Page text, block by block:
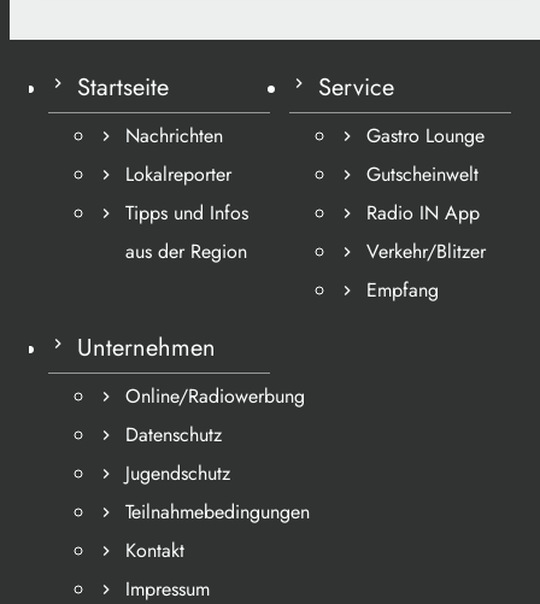
Startseite
Nachrichten
Lokalreporter
Tipps und Infos
aus der Region
Service
Gastro Lounge
Gutscheinwelt
Radio IN App
Verkehr/Blitzer
Empfang
Unternehmen
Online/Radiowerbung
Datenschutz
Jugendschutz
Teilnahmebedingungen
Kontakt
Impressum